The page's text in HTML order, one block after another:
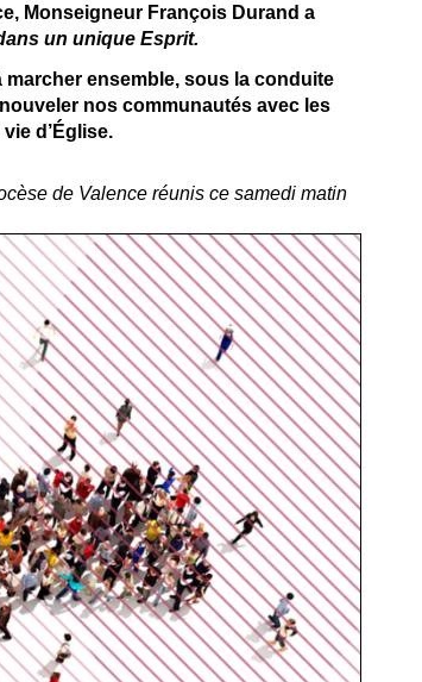
Monseigneur François Durand a
un unique Esprit.
marcher ensemble, sous la conduite
nos communautés avec les
d’Église.
de Valence réunis ce samedi matin